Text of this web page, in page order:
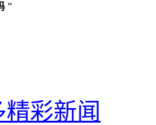
"
彩新闻